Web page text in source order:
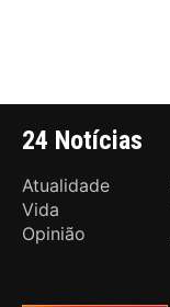
24 Notícias
Atualidade
Vida
Opinião